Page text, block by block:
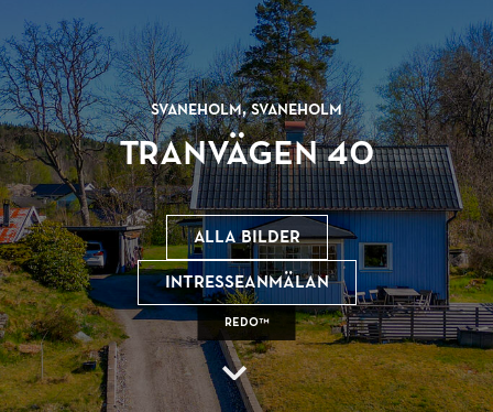
Svaneholm, Svaneholm
Tranvägen 40
REDO™
Alla bilder
Intresseanmälan